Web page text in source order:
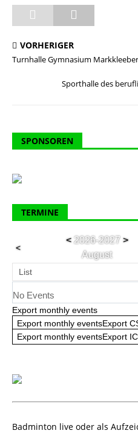
VORHERIGER
Turnhalle Gymnasium
Sporthalle des
SPONSOREN
TERMINE
<
<2026-2027 >
August
List
No Events
Export monthly events
Export monthly eventsExport
Export monthly eventsExport
Badminton live oder als